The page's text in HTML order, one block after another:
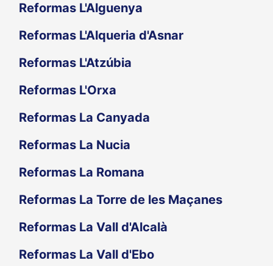
Reformas L'Alguenya
Reformas L'Alqueria d'Asnar
Reformas L'Atzúbia
Reformas L'Orxa
Reformas La Canyada
Reformas La Nucia
Reformas La Romana
Reformas La Torre de les Maçanes
Reformas La Vall d'Alcalà
Reformas La Vall d'Ebo